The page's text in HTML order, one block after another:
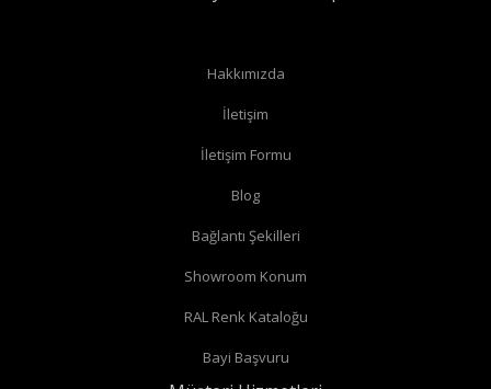
Radyatör borularınız yerden çıkıyor ve radyatörünüzün yan
Radyatör borularınız yerden çıkıyor ve radyatörünüzün alt
düz vanaalabilirsiniz.
Radyatör borularınız duvardan çıkıyor ve radyatörün yan
köşe vana
alabilirsiniz.
Radyatör borularınız duvardan çıkıyor ve radyatörün arka
düz vanaalabilirsiniz.
Hakkımızda
İletişim
İletişim Formu
Blog
Bağlantı Şekilleri
Showroom Konum
RAL Renk Kataloğu
Bayi Başvuru